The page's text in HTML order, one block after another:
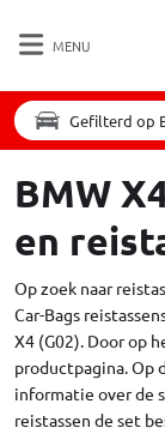
MENU
Gefilterd op
BMW
en
Op zoek naar
Car-Bags
X4 (G02). Door op
productpagina. Op
informatie over de
reistassen de set